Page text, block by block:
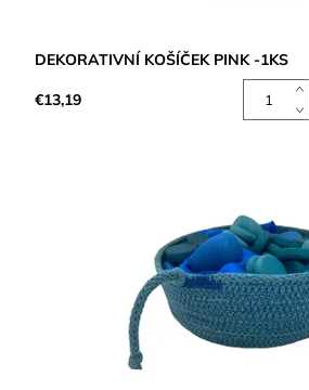
DEKORATIVNÍ KOŠÍČEK PINK -1KS
€13,19